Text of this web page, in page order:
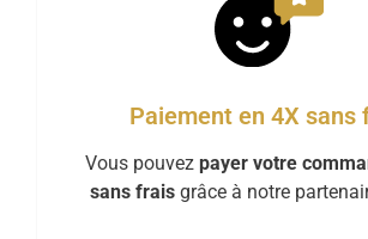
Paiement en 4X sans
Vous pouvez payer votre
sans frais grâce à notre